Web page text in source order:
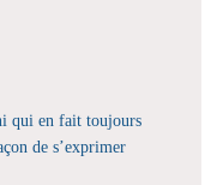
qui en fait toujours
de s’exprimer